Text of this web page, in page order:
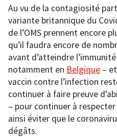
Au vu de la contagiosité
variante britannique du
de l’OMS prennent encore
qu’il faudra encore de
avant d’atteindre
notamment en Belgique –
vaccin contre l’infection
continuer à faire preuve
– pour continuer à
ainsi éviter que le
dégâts.